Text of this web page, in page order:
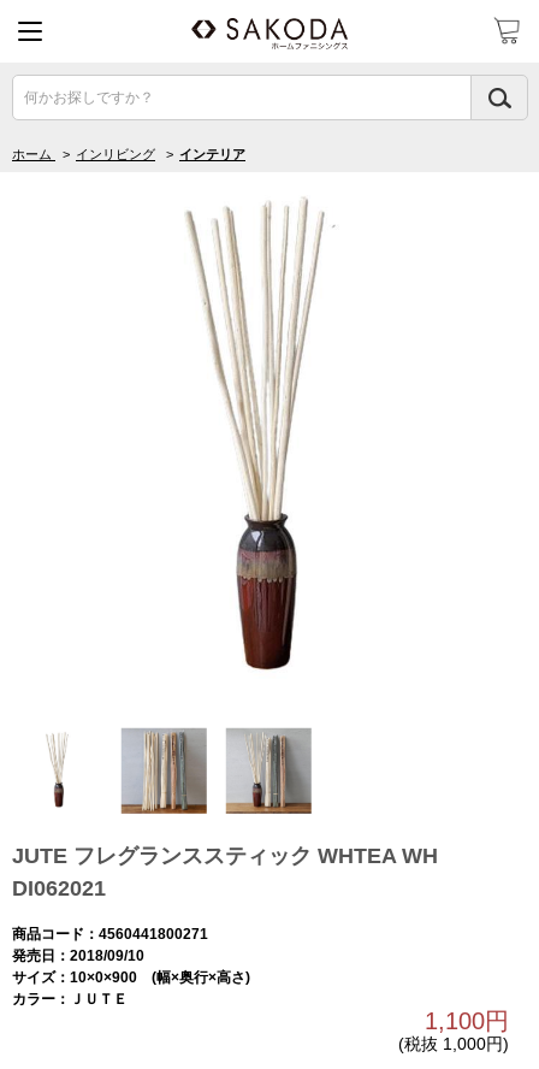
何かお探しですか？
ホーム > インリビング > インテリア
JUTE フレグランススティック WHTEA WH
DI062021
商品コード：4560441800271
発売日：2018/09/10
サイズ：10×0×900 (幅×奥行×高さ)
カラー：ＪＵＴＥ
1,100円
(税抜 1,000円)